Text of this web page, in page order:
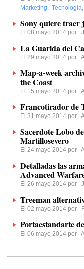
Marketing, Tecnología,
Sony quiere traer
El 08 mayo 2014 por
La Guarida del
El 29 mayo 2014 por
Map-a-week
the Coast
El 15 mayo 2014 por
Francotirador de
El 31 mayo 2014 por
Sacerdote Lobo
Martillosevero
El 24 mayo 2014 por
Detalladas las
Advanced
El 26 mayo 2014 por
Treeman
El 02 mayo 2014 por
Portaestandarte
El 06 mayo 2014 por